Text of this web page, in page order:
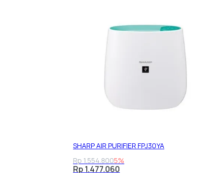
SHARP AIR PURIFIER FPJ30YA
Rp 1.554.8005%
Rp 1.477.060